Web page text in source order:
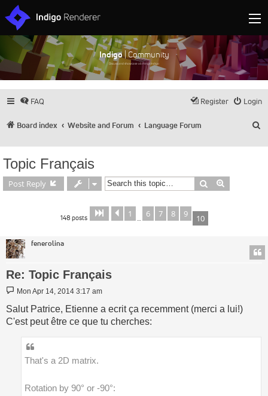
Indigo| Community
Discuss and showcase all things Indigo
FAQ Login
Register
Board index Website and Forum Language Forum
Topic Français
Post Reply Search
148 posts Page 10 10
Previous
1 … 6 7 8 9 10
fenerolina
Re: Topic Français
Post
Mon Apr 14, 2014 3:17 am
Salut Patrice, Etienne a ecrit ça recemment (merci a lui!)
C'est peut être ce que tu cherches:
That's a 2D matrix.
Rotation by 90° or -90°: